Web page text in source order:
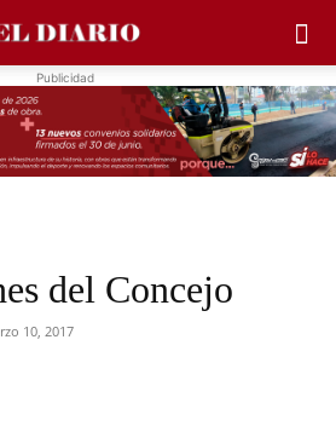
Publicidad
del Concejo
10, 2017